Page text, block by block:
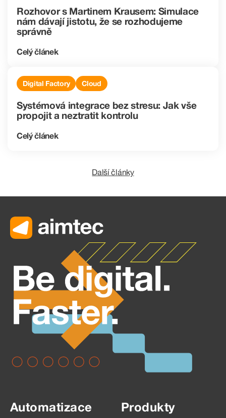
Rozhovor s Martinem Krausem: Simulace
nám dávají jistotu, že se rozhodujeme
správně
Celý článek
Digital Factory Cloud
Systémová integrace bez stresu: Jak vše
propojit a neztratit kontrolu
Celý článek
Další články
Automatizace Produkty